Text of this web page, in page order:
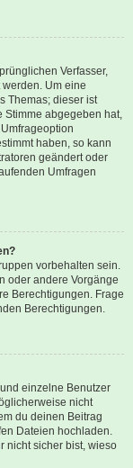
Verfasser,
Um eine
Themas; dieser ist
Stimme abgegeben hat,
haben, so kann
geändert oder
Umfragen
vorbehalten sein.
oder andere Vorgänge
Berechtigungen. Frage
Berechtigungen.
einzelne Benutzer
nicht
du deinen Beitrag
Dateien hochladen.
nicht sicher bist, wieso